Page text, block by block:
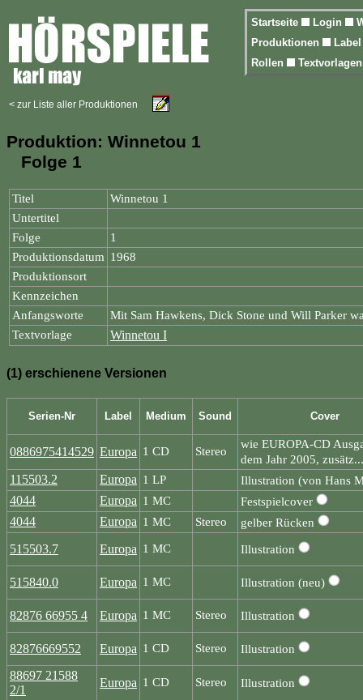
Startseite Login
Produktionen
Rollen
< zur Liste aller Produktionen
Produktion: Winnetou 1
Folge 1
Titel
Winnetou 1
Untertitel
Folge
1
Produktionsdatum 1968
Produktionsort
Kennzeichen
Anfangsworte
Mit Sam Hawkens, Dick Stone und Will Parker
Textvorlage
Winnetou I
(1) erschienene Versionen
Serien-Nr Label Medium Sound Cover
0886975414529 Europa 1 CD Stereo
wie EUROPA-CD
dem Jahr 2005,
115503.2 Europa 1 LP Illustration (von Hans
4044 Europa 1 MC Festspielcover
4044 Europa 1 MC Stereo gelber Rücken
515503.7 Europa 1 MC Illustration
515840.0 Europa 1 MC Illustration (neu)
82876 66955 4 Europa 1 MC Stereo Illustration
82876669552 Europa 1 CD Stereo Illustration
88697 21588
2/1
Europa 1 CD Stereo Illustration